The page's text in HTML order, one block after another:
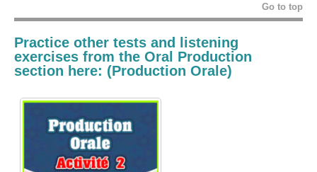
Go to top
Practice other tests and listening
exercises from the Oral Production
section here: (Production Orale)